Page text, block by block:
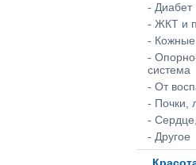
- Диабет
- ЖКТ и
- Кожные
-
система
- От
- Почки,
-
- Другое